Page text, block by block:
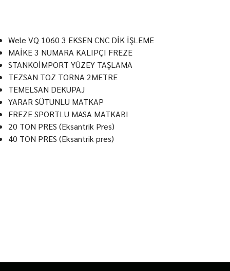
Wele VQ 1060 3 EKSEN CNC DİK İŞLEME
MAİKE 3 NUMARA KALIPÇI FREZE
STANKOİMPORT YÜZEY TAŞLAMA
TEZSAN TOZ TORNA 2METRE
TEMELSAN DEKUPAJ
YARAR SÜTUNLU MATKAP
FREZE SPORTLU MASA MATKABI
20 TON PRES (Eksantrik Pres)
40 TON PRES (Eksantrik pres)